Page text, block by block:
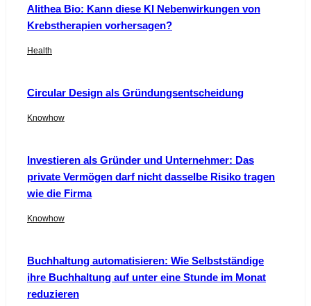
Alithea Bio: Kann diese KI Nebenwirkungen von
Krebstherapien vorhersagen?
Health
Circular Design als Gründungsentscheidung
Knowhow
Investieren als Gründer und Unternehmer: Das
private Vermögen darf nicht dasselbe Risiko tragen
wie die Firma
Knowhow
Buchhaltung automatisieren: Wie Selbstständige
ihre Buchhaltung auf unter eine Stunde im Monat
reduzieren